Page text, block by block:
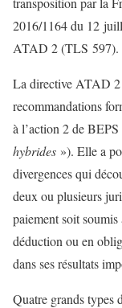
2016/1164 du 12
ATAD 2 (TLS 597).
La directive ATAD 2
recommandations
à l’action 2 de
hybrides »). Elle a
divergences qui
deux ou plusieurs
paiement soit
déduction ou en
dans ses résultats
Quatre grands types